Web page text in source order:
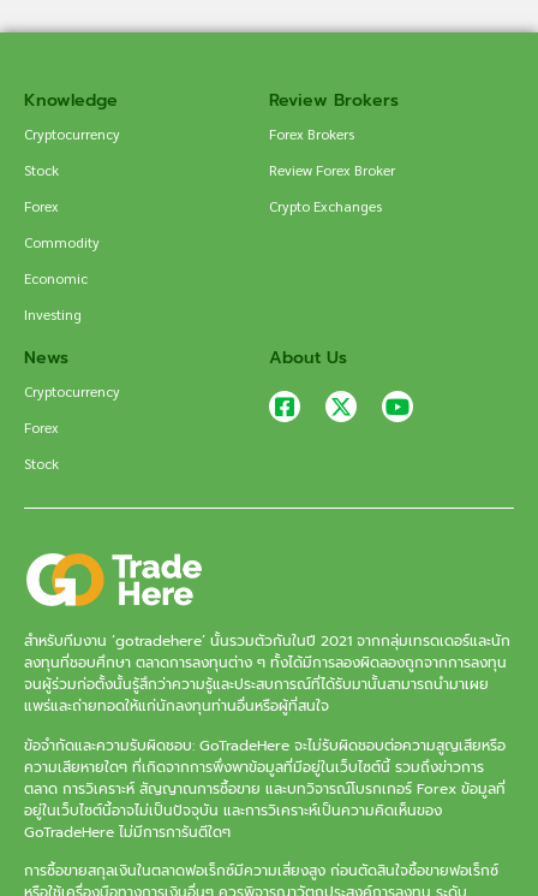
Knowledge
Cryptocurrency
Stock
Forex
Commodity
Economic
Investing
Review Brokers
Forex Brokers
Review Forex Broker
Crypto Exchanges
News
Cryptocurrency
Forex
Stock
About Us
สำหรับทีมงาน ‘gotradehere’ นั้นรวมตัวกันในปี 2021 จากกลุ่มเทรดเดอร์และนัก
ลงทุนที่ชอบศึกษา ตลาดการลงทุนต่าง ๆ ทั้งได้มีการลองผิดลองถูกจากการลงทุน
จนผู้ร่วมก่อตั้งนั้นรู้สึกว่าความรู้และประสบการณ์ที่ได้รับมานั้นสามารถนำมาเผย
แพร่และถ่ายทอดให้แก่นักลงทุนท่านอื่นหรือผู้ที่สนใจ
ข้อจำกัดและความรับผิดชอบ: GoTradeHere จะไม่รับผิดชอบต่อความสูญเสียหรือ
ความเสียหายใดๆ ที่เกิดจากการพึ่งพาข้อมูลที่มีอยู่ในเว็บไซต์นี้ รวมถึงข่าวการ
ตลาด การวิเคราะห์ สัญญาณการซื้อขาย และบทวิจารณ์โบรกเกอร์ Forex ข้อมูลที่
อยู่ในเว็บไซต์นี้อาจไม่เป็นปัจจุบัน และการวิเคราะห์เป็นความคิดเห็นของ
GoTradeHere ไม่มีการการันตีใดๆ
การซื้อขายสกุลเงินในตลาดฟอเร็กซ์มีความเสี่ยงสูง ก่อนตัดสินใจซื้อขายฟอเร็กซ์